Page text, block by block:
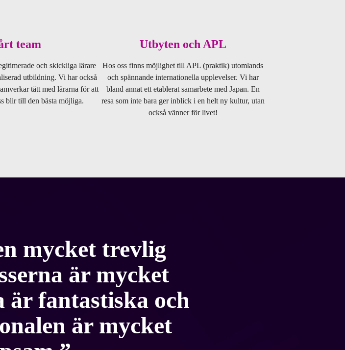
team
och skickliga lärare
utbildning. Vi har också
tätt med lärarna för att
blir till den bästa möjliga.
Utbyten och APL
Hos oss finns möjlighet till APL (praktik) utomlands
och spännande internationella upplevelser. Vi har
bland annat ett etablerat samarbete med Japan. En
resa som inte bara ger inblick i en helt ny kultur, utan
också vänner för livet!
mycket trevlig
är mycket
fantastiska och
är mycket